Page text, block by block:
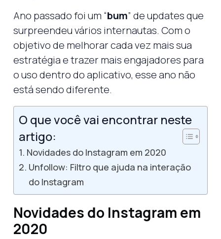
Ano passado foi um “bum” de updates que
surpreendeu vários internautas. Com o
objetivo de melhorar cada vez mais sua
estratégia e trazer mais engajadores para
o uso dentro do aplicativo, esse ano não
está sendo diferente.
O que você vai encontrar neste
artigo:
Novidades do Instagram em 2020
Unfollow: Filtro que ajuda na interação
do Instagram
Novidades do Instagram em
2020